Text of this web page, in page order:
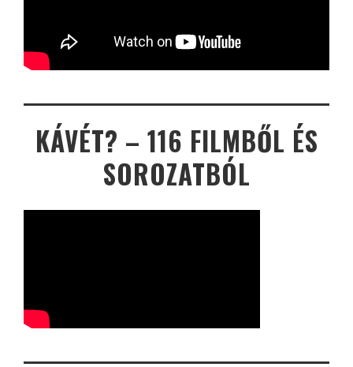
KÁVÉT? – 116 FILMBŐL ÉS
SOROZATBÓL